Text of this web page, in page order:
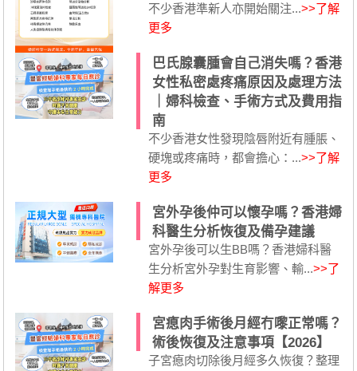
不少香港準新人亦開始關注...>>了解
更多
巴氏腺囊腫會自己消失嗎？香港
女性私密處疼痛原因及處理方法
｜婦科檢查、手術方式及費用指
南
不少香港女性發現陰唇附近有腫脹、
硬塊或疼痛時，都會擔心：...>>了解
更多
宮外孕後仲可以懷孕嗎？香港婦
科醫生分析恢復及備孕建議
宮外孕後可以生BB嗎？香港婦科醫
生分析宮外孕對生育影響、輸...>>了
解更多
宮瘜肉手術後月經冇嚟正常嗎？
術後恢復及注意事項【2026】
子宮瘜肉切除後月經多久恢復？整理